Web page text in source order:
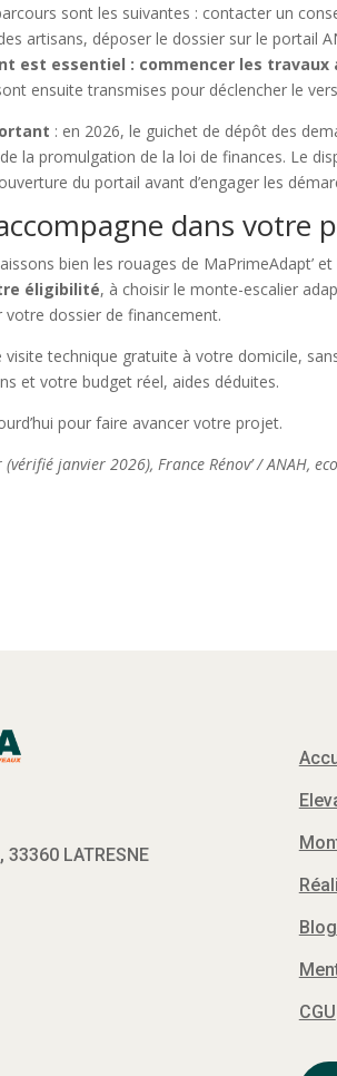
sont les suivantes : contacter un
artisans, déposer le dossier sur le portail
est essentiel : commencer les
ensuite transmises pour déclencher le
: en 2026, le guichet de dépôt des
la promulgation de la loi de finances. Le
du portail avant d’engager les
dans votre
bien les rouages de MaPrimeAdapt’
éligibilité, à choisir le monte-escalier
dossier de financement.
visite technique gratuite à votre domicile,
et votre budget réel, aides déduites.
pour faire avancer votre projet.
janvier 2026), France Rénov’ / ANAH,
33360 LATRESNE
Blog
CGU